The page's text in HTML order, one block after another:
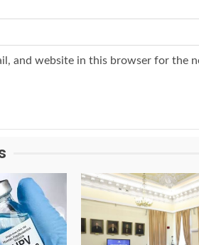
and website in this browser for the